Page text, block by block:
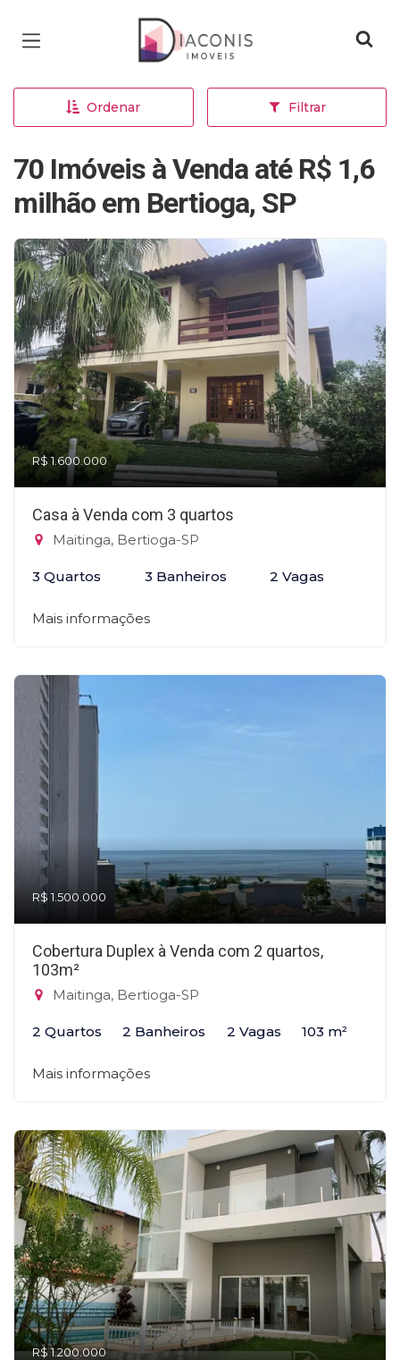
Página inicial
Ordenar Filtrar
70 Imóveis à Venda até R$ 1,6
milhão em Bertioga, SP
R$ 1.600.000
Casa à Venda com 3 quartos
Maitinga, Bertioga-SP
3 Quartos 3 Banheiros 2 Vagas
Mais informações
R$ 1.500.000
Cobertura Duplex à Venda com 2 quartos,
103m²
Maitinga, Bertioga-SP
2 Quartos 2 Banheiros 2 Vagas 103 m²
Mais informações
R$ 1.200.000